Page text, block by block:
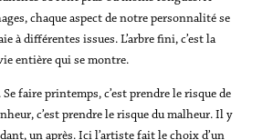
chaque aspect de notre personnalité se
à différentes issues. L’arbre fini, c’est la
entière qui se montre.
faire printemps, c’est prendre le risque de
c’est prendre le risque du malheur. Il y
un après. Ici l’artiste fait le choix d’un